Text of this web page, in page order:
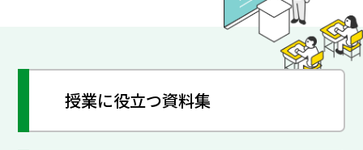
授業に役立つ資料集